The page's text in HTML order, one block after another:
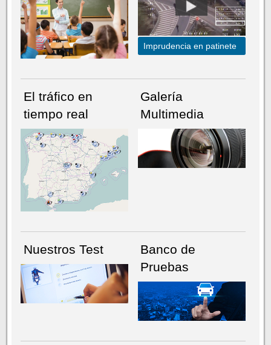
NÚMERO ACTUALHEMEROTECA
Imprudencia en patinete
El tráfico en
tiempo real
Galería
Multimedia
Nuestros Test
Banco de
Pruebas